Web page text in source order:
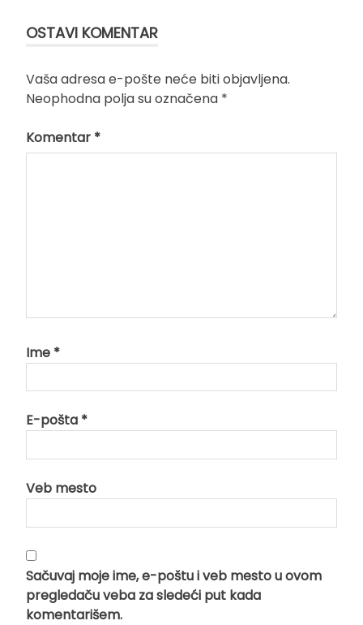
OSTAVI KOMENTAR
Vaša adresa e-pošte neće biti objavljena.
Neophodna polja su označena *
Komentar *
Ime *
E-pošta *
Veb mesto
Sačuvaj moje ime, e-poštu i veb mesto u ovom
pregledaču veba za sledeći put kada
komentarišem.